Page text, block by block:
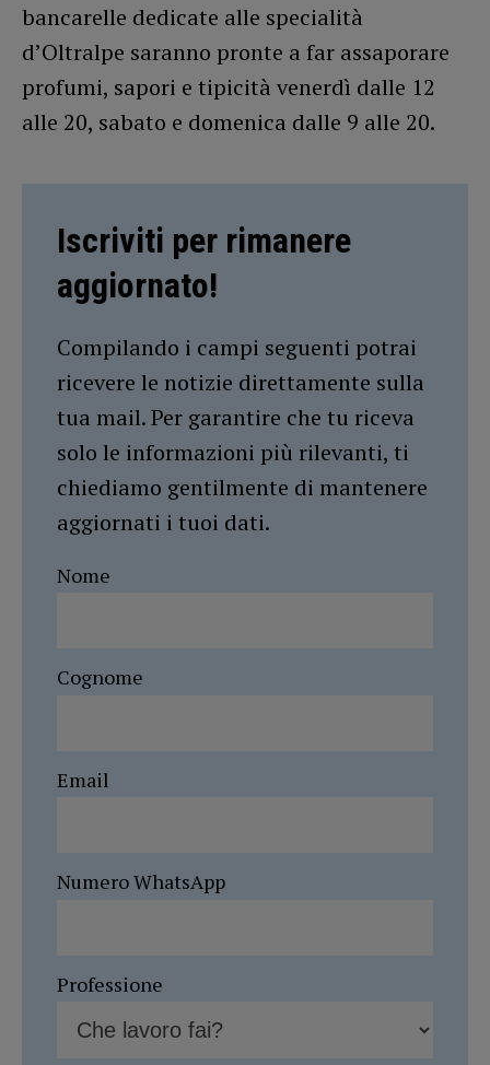
bancarelle dedicate alle specialità
d’Oltralpe saranno pronte a far assaporare
profumi, sapori e tipicità venerdì dalle 12
alle 20, sabato e domenica dalle 9 alle 20.
Iscriviti per rimanere
aggiornato!
Compilando i campi seguenti potrai
ricevere le notizie direttamente sulla
tua mail. Per garantire che tu riceva
solo le informazioni più rilevanti, ti
chiediamo gentilmente di mantenere
aggiornati i tuoi dati.
Nome
Cognome
Email
Numero WhatsApp
Professione